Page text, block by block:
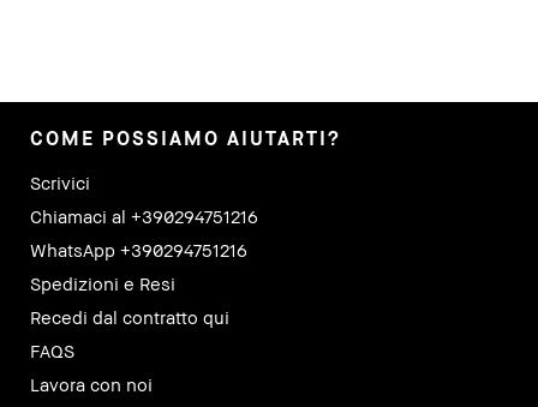
COME POSSIAMO AIUTARTI?
Scrivici
Chiamaci al +390294751216
WhatsApp +390294751216
Spedizioni e Resi
Recedi dal contratto qui
FAQS
Lavora con noi